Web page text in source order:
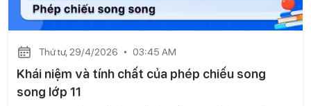
Thứ tư, 29/4/2026 03:45 AM
Khái niệm và tính chất của phép chiếu song
song lớp 11